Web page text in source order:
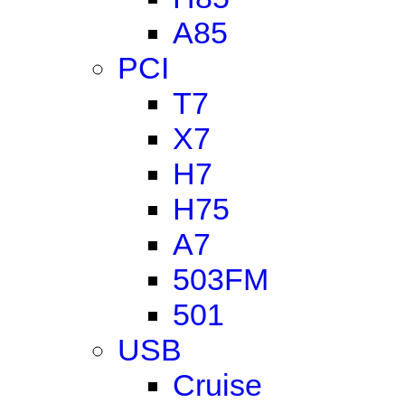
A85
PCI
T7
X7
H7
H75
A7
503FM
501
USB
Cruise